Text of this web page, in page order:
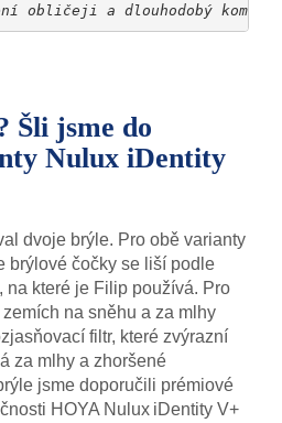
obličeji a dlouhodobý
Šli jsme do
Nulux iDentity
dvoje brýle. Pro obě varianty
brýlové čočky se liší podle
na které je Filip používá. Pro
na sněhu a za mlhy
filtr, které zvýrazní
za mlhy a zhoršené
jsme doporučili prémiové
HOYA Nulux iDentity V+